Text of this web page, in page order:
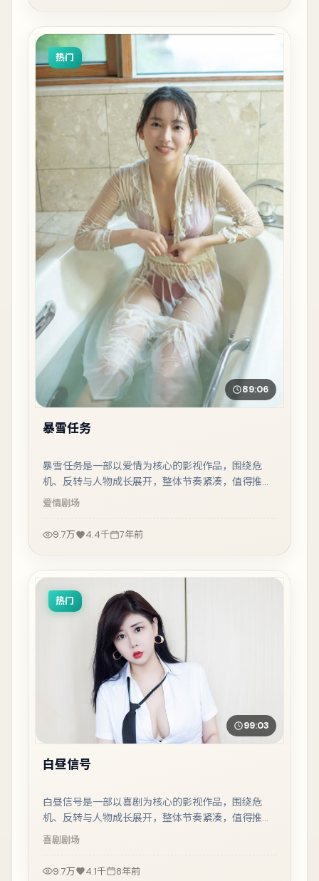
热门
89:06
暴雪任务
暴雪任务是一部以爱情为核心的影视作品，围绕危
机、反转与人物成长展开，整体节奏紧凑，值得推荐
观看。
爱情剧场
9.7万 4.4千 7年前
热门
99:03
白昼信号
白昼信号是一部以喜剧为核心的影视作品，围绕危
机、反转与人物成长展开，整体节奏紧凑，值得推荐
观看。
喜剧剧场
9.7万 4.1千 8年前